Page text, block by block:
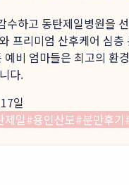
수하고 동탄제일병원을
프리미엄 산후케어 심층
비 엄마들은 최고의 환
다.
일
제일#용인산모#분만후기